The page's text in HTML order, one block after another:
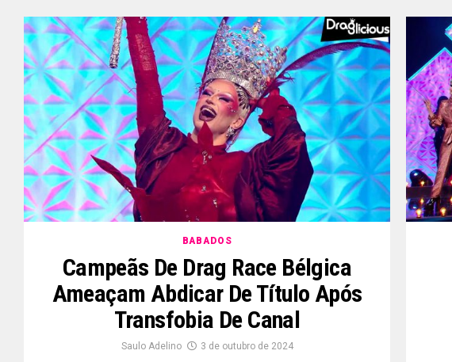
BABADOS
Campeãs De Drag Race Bélgica
Ameaçam Abdicar De Título Após
Transfobia De Canal
Saulo Adelino 3 de outubro de 2024